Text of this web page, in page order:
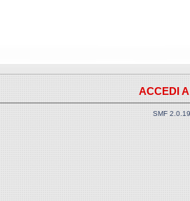
ACCEDI
SMF 2.0.19